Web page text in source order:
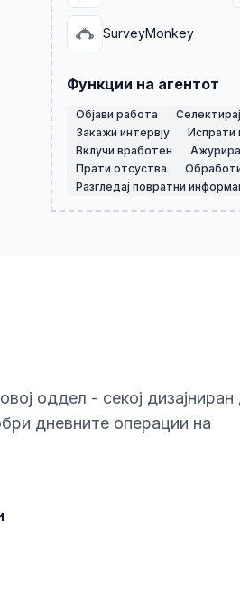
SurveyMonkey
Функции на агентот
Објави работа
Закажи интервју
Испрати
Вклучи вработен
Прати отсуства
Разгледај повратни
оддел - секој дизајниран
дневните операции на